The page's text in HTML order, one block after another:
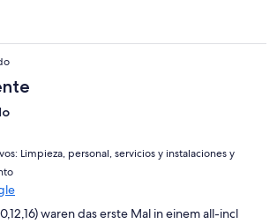
Limpieza, personal, servicios y instalaciones y
waren das erste Mal in einem all-incl